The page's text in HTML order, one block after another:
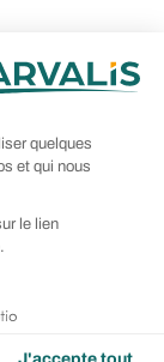
quelques
et qui nous
le lien